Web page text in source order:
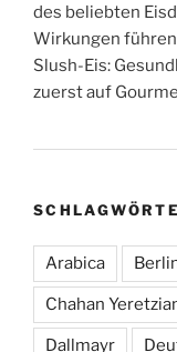
des beliebten
Wirkungen
Slush-Eis:
zuerst auf
Arabica
Chahan
Dallmayr